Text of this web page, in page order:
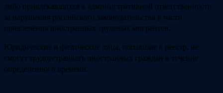
либо привлекавшихся к административной ответственности
за нарушения российского законодательства в части
привлечения иностранных трудовых мигрантов.
Юридические и физические лица, попавшие в реестр, не
смогут трудоустраивать иностранных граждан в течение
определенного времени.